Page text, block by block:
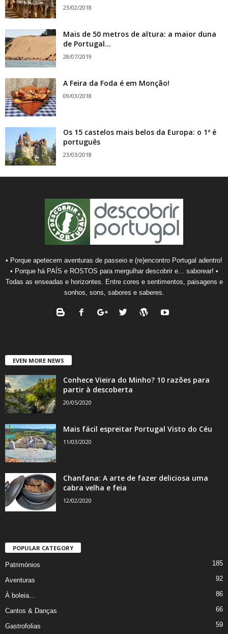
23/02/2018
Mais de 50 metros de altura: a maior duna
de Portugal...
28/07/2019
A Feira da Foda é em Monção!
09/03/2018
Os 15 castelos mais belos da Europa: o 1º é
português
23/03/2018
• Porque apetecem aventuras de passeio e (re)encontro Portugal adentro!
• Porque há PAÍS e ROSTOS para mergulhar descobrir e... saborear! •
Todas as enseadas e horizontes. Entre cores e sentimentos, paisagens e
sonhos, sons, sabores e saberes.
EVEN MORE NEWS
Conhece Vieira do Minho? 10 razões para
partir à descoberta
20/05/2020
Mais fácil espreitar Portugal Visto do Céu
11/03/2020
Chanfana: A arte de fazer deliciosa uma
cabra velha e feia
12/02/2020
POPULAR CATEGORY
Patrimónios 185
Aventuras 92
À boleia... 86
Cantos & Danças 66
Gastrofolias 59